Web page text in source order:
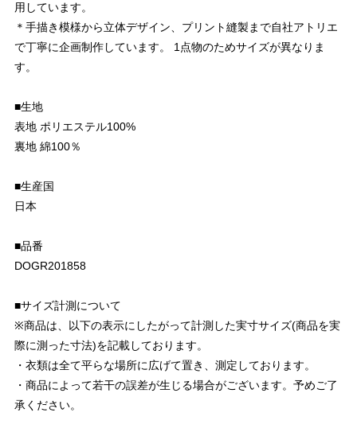
用しています。
＊手描き模様から立体デザイン、プリント縫製まで自社アトリエ
で丁寧に企画制作しています。 1点物のためサイズが異なりま
す。
■生地
表地 ポリエステル100%
裏地 綿100％
■生産国
日本
■品番
DOGR201858
■サイズ計測について
※商品は、以下の表示にしたがって計測した実寸サイズ(商品を実
際に測った寸法)を記載しております。
・衣類は全て平らな場所に広げて置き、測定しております。
・商品によって若干の誤差が生じる場合がございます。予めご了
承ください。